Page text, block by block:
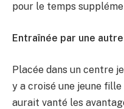
pour le temps
Entraînée par une autre
Placée dans un centre
y a croisé une jeune fille
aurait vanté les